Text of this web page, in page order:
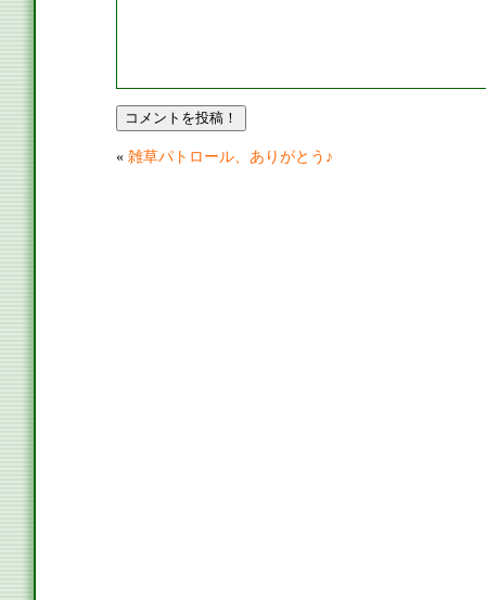
« 雑草パトロール、ありがとう♪